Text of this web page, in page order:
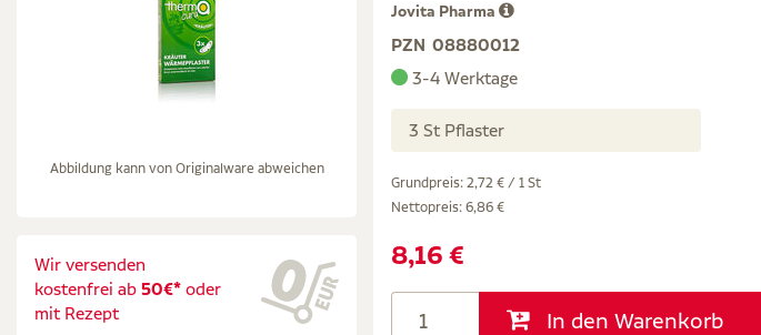
Abbildung kann von Originalware abweichen
Wir versenden
kostenfrei ab 50€* oder
mit Rezept
Jovita Pharma
PZN 08880012
3-4 Werktage
3 St Pflaster
Grundpreis: 2,72 € / 1 St
Nettopreis: 6,86 €
8,16 €
In den Warenkorb